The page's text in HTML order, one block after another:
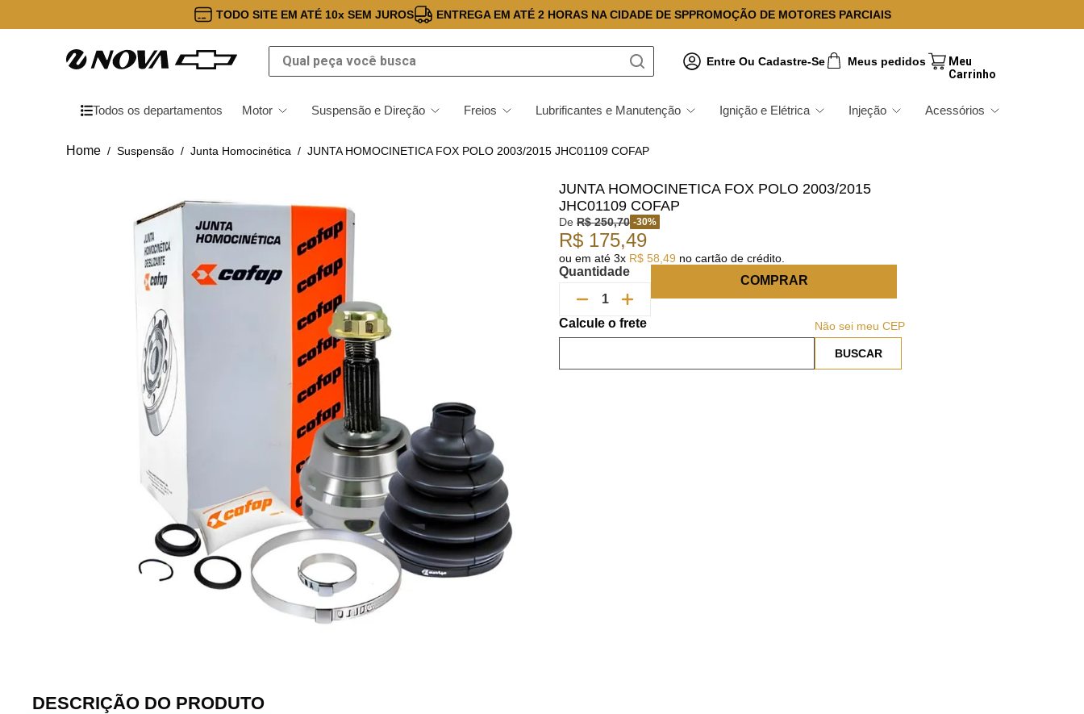
TODO SITE EM ATÉ 10x SEM JUROS ENTREGA EM ATÉ 2 HORAS NA CIDADE DE SPPROMOÇÃO DE MOTORES PARCIAIS
Qual peça você busca
Entre Ou Cadastre-Se Meus pedidos
Todos os departamentos Motor Suspensão e Direção Freios Lubrificantes e Manutenção Ignição e Elétrica Injeção Acessórios
Suspensão Junta Homocinética JUNTA HOMOCINETICA FOX POLO 2003/2015 JHC01109 COFAP
JUNTA HOMOCINETICA FOX POLO 2003/2015
JHC01109 COFAP
De R$ 250,70 -30%
R$ 175,49
ou em até 3x R$ 58 49 no cartão de crédito.
Quantidade
COMPRAR
Não sei meu CEP
DESCRIÇÃO DO PRODUTO